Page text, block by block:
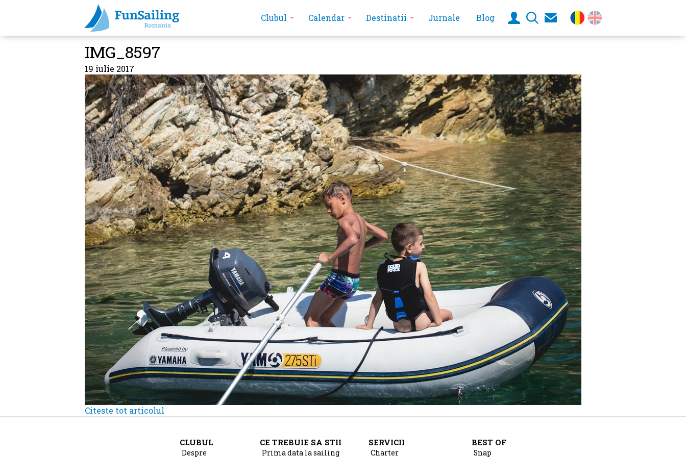
Clubul Calendar Destinatii Jurnale Blog
IMG_8597
19 iulie 2017
Citeste tot articolul
CLUBUL
Despre
CE TREBUIE SA STII
Prima data la sailing
SERVICII
Charter
BEST OF
Snap